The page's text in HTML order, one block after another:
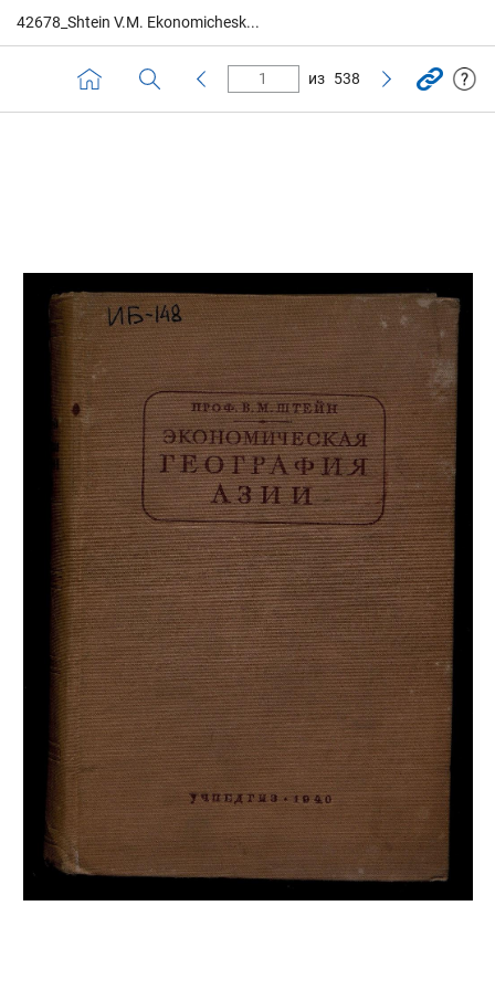
42678_Shtein V.M. Ekonomichesk...
из 538